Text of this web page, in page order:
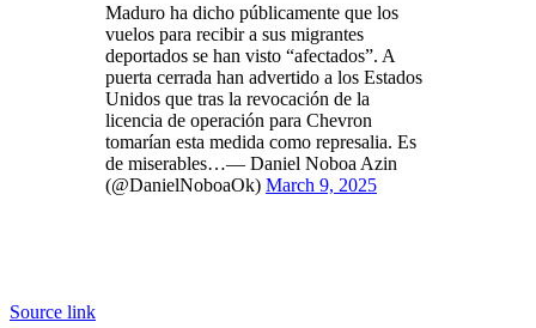
Maduro ha dicho públicamente que los
vuelos para recibir a sus migrantes
deportados se han visto “afectados”. A
puerta cerrada han advertido a los Estados
Unidos que tras la revocación de la
licencia de operación para Chevron
tomarían esta medida como represalia. Es
de miserables…— Daniel Noboa Azin
(@DanielNoboaOk) March 9, 2025
Source link